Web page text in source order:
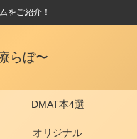
をご紹介！
らぼ〜
DMAT本4選
オリジナル